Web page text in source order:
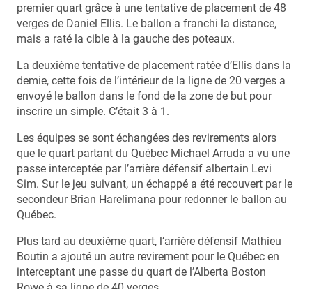
premier quart grâce à une tentative de placement de 48
verges de Daniel Ellis. Le ballon a franchi la distance,
mais a raté la cible à la gauche des poteaux.
La deuxième tentative de placement ratée d’Ellis dans la
demie, cette fois de l’intérieur de la ligne de 20 verges a
envoyé le ballon dans le fond de la zone de but pour
inscrire un simple. C’était 3 à 1.
Les équipes se sont échangées des revirements alors
que le quart partant du Québec Michael Arruda a vu une
passe interceptée par l’arrière défensif albertain Levi
Sim. Sur le jeu suivant, un échappé a été recouvert par le
secondeur Brian Harelimana pour redonner le ballon au
Québec.
Plus tard au deuxième quart, l’arrière défensif Mathieu
Boutin a ajouté un autre revirement pour le Québec en
interceptant une passe du quart de l’Alberta Boston